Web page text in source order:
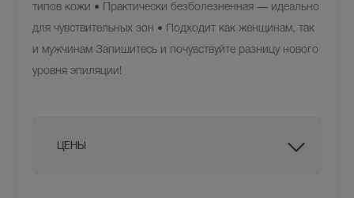
типов кожи • Практически безболезненная — идеально
для чувствительных зон • Подходит как женщинам, так
и мужчинам Запишитесь и почувствуйте разницу нового
уровня эпиляции!
ЦЕНЫ